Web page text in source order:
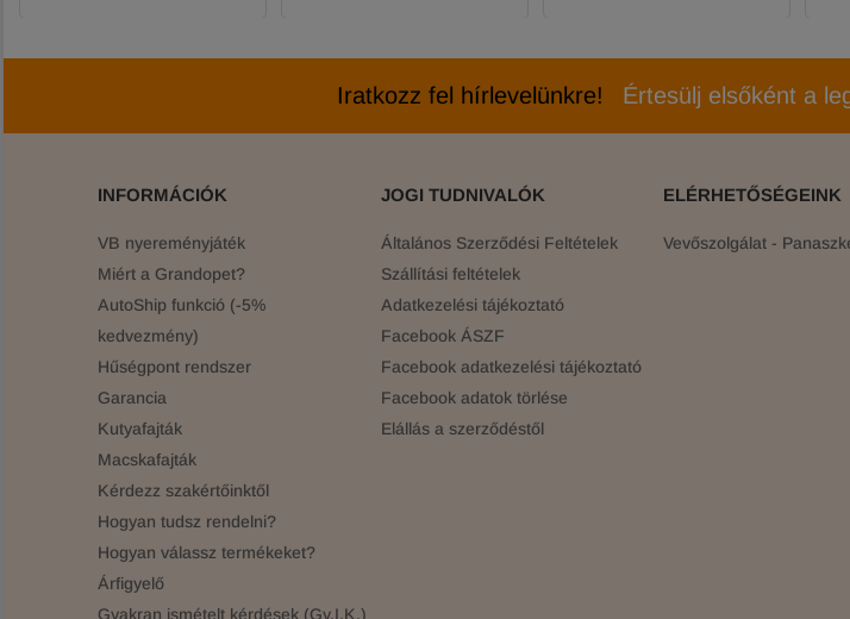
Iratkozz fel hírlevelünkre! Értesülj elsőként a
INFORMÁCIÓK
VB nyereményjáték
Miért a Grandopet?
AutoShip funkció (-5%
kedvezmény)
Hűségpont rendszer
Garancia
Kutyafajták
Macskafajták
Kérdezz szakértőinktől
Hogyan tudsz rendelni?
Hogyan válassz termékeket?
Árfigyelő
Gyakran ismételt kérdések (Gy.I.K.)
JOGI TUDNIVALÓK
Általános Szerződési Feltételek
Szállítási feltételek
Adatkezelési tájékoztató
Facebook ÁSZF
Facebook adatkezelési tájékoztató
Facebook adatok törlése
Elállás a szerződéstől
ELÉRHETŐSÉGEINK
Vevőszolgálat -